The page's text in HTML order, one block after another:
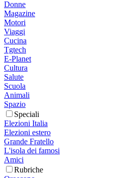
Donne
Magazine
Motori
Viaggi
Cucina
Tgtech
E-Planet
Cultura
Salute
Scuola
Animali
Spazio
Speciali
Elezioni Italia
Elezioni estero
Grande Fratello
L'isola dei famosi
Amici
Rubriche